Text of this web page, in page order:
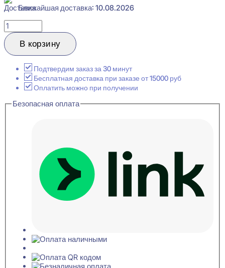
Ближайшая доставка: 10.08.2026
Количество
товара
Bello
Deco
Орех
Тосканы
Плинтус
19x80x2000
В корзину
Подтвердим заказ за 30 минут
Бесплатная доставка при заказе от 15000 руб
Оплатить можно при получении
Безопасная оплата